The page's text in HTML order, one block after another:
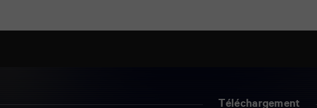
Téléchargement